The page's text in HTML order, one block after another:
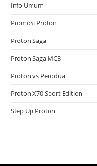
Info Umum
Promosi Proton
Proton Saga
Proton Saga MC3
Proton vs Perodua
Proton X70 Sport Edition
Step Up Proton